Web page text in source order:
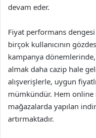
devam eder.
Fiyat performans
birçok kullanıcının
kampanya
almak daha cazip hale
alışverişlerle, uygun
mümkündür. Hem online
mağazalarda yapılan
artırmaktadır.